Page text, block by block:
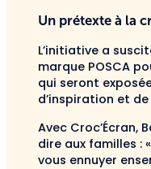
Un prétexte à la
L’initiative a
marque POSCA
qui seront
d’inspiration et
Avec Croc’Écran,
dire aux familles :
vous ennuyer